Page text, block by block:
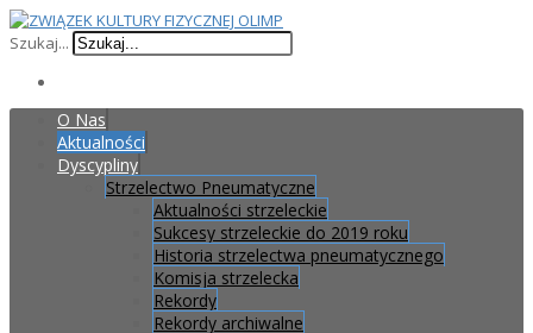
Szukaj...
O Nas
Aktualności
Dyscypliny
Strzelectwo Pneumatyczne
Aktualności strzeleckie
Sukcesy strzeleckie do 2019 roku
Historia strzelectwa pneumatycznego
Komisja strzelecka
Rekordy
Rekordy archiwalne